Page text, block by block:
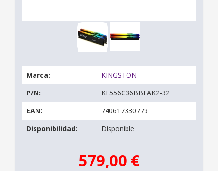
Marca:
KINGSTON
P/N:
KF556C36BBEAK2-32
EAN:
740617330779
Disponibilidad:
Disponible
579,00 €